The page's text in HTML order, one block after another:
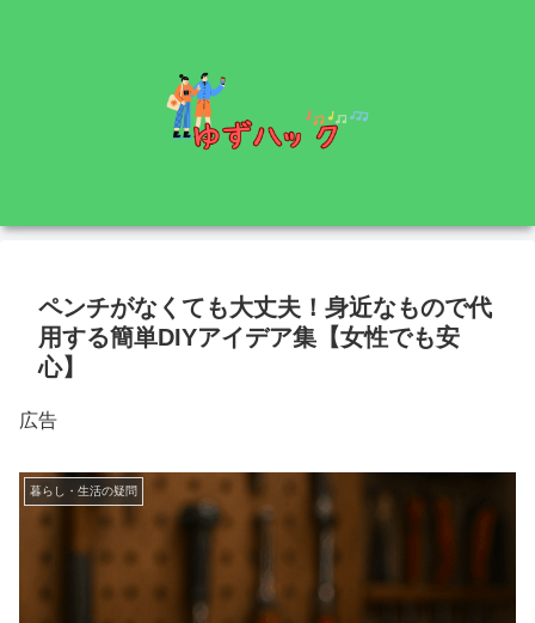
ペンチがなくても大丈夫！身近なもので代
用する簡単DIYアイデア集【女性でも安
心】
広告
暮らし・生活の疑問